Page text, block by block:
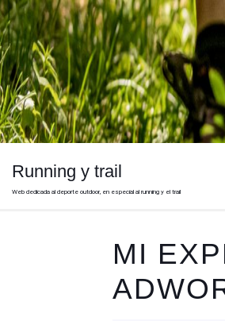
Skip
to
content
Running y trail
Web dedicada al deporte outdoor, en especial al running y el trail
MI